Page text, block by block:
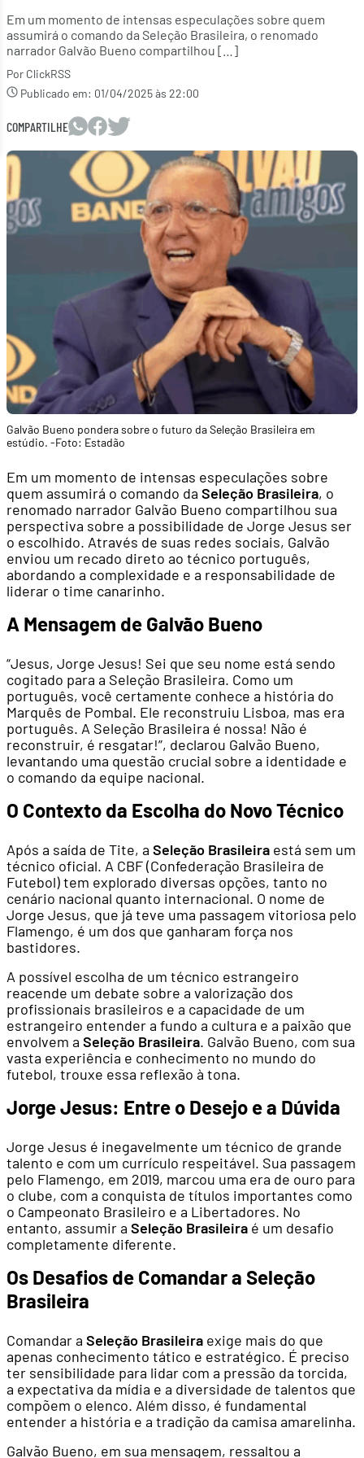
Em um momento de intensas especulações sobre quem
assumirá o comando da Seleção Brasileira, o renomado
narrador Galvão Bueno compartilhou […]
Por ClickRSS
Publicado em: 01/04/2025 às 22:00
COMPARTILHE
Galvão Bueno pondera sobre o futuro da Seleção Brasileira em
estúdio. -Foto: Estadão
Em um momento de intensas especulações sobre
quem assumirá o comando da Seleção Brasileira, o
renomado narrador Galvão Bueno compartilhou sua
perspectiva sobre a possibilidade de Jorge Jesus ser
o escolhido. Através de suas redes sociais, Galvão
enviou um recado direto ao técnico português,
abordando a complexidade e a responsabilidade de
liderar o time canarinho.
A Mensagem de Galvão Bueno
“Jesus, Jorge Jesus! Sei que seu nome está sendo
cogitado para a Seleção Brasileira. Como um
português, você certamente conhece a história do
Marquês de Pombal. Ele reconstruiu Lisboa, mas era
português. A Seleção Brasileira é nossa! Não é
reconstruir, é resgatar!”, declarou Galvão Bueno,
levantando uma questão crucial sobre a identidade e
o comando da equipe nacional.
O Contexto da Escolha do Novo Técnico
Após a saída de Tite, a Seleção Brasileira está sem um
técnico oficial. A CBF (Confederação Brasileira de
Futebol) tem explorado diversas opções, tanto no
cenário nacional quanto internacional. O nome de
Jorge Jesus, que já teve uma passagem vitoriosa pelo
Flamengo, é um dos que ganharam força nos
bastidores.
A possível escolha de um técnico estrangeiro
reacende um debate sobre a valorização dos
profissionais brasileiros e a capacidade de um
estrangeiro entender a fundo a cultura e a paixão que
envolvem a Seleção Brasileira. Galvão Bueno, com sua
vasta experiência e conhecimento no mundo do
futebol, trouxe essa reflexão à tona.
Jorge Jesus: Entre o Desejo e a Dúvida
Jorge Jesus é inegavelmente um técnico de grande
talento e com um currículo respeitável. Sua passagem
pelo Flamengo, em 2019, marcou uma era de ouro para
o clube, com a conquista de títulos importantes como
o Campeonato Brasileiro e a Libertadores. No
entanto, assumir a Seleção Brasileira é um desafio
completamente diferente.
Os Desafios de Comandar a Seleção
Brasileira
Comandar a Seleção Brasileira exige mais do que
apenas conhecimento tático e estratégico. É preciso
ter sensibilidade para lidar com a pressão da torcida,
a expectativa da mídia e a diversidade de talentos que
compõem o elenco. Além disso, é fundamental
entender a história e a tradição da camisa amarelinha.
Galvão Bueno, em sua mensagem, ressaltou a